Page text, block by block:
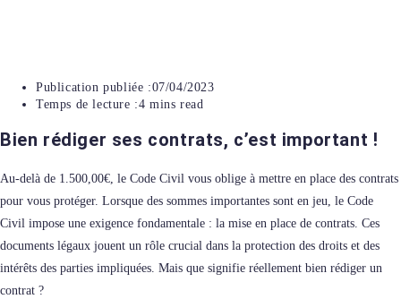
Publication publiée :07/04/2023
Temps de lecture :4 mins read
Bien rédiger ses contrats, c’est important !
Au-delà de 1.500,00€, le Code Civil vous oblige à mettre en place des contrats
pour vous protéger. Lorsque des sommes importantes sont en jeu, le Code
Civil impose une exigence fondamentale : la mise en place de contrats. Ces
documents légaux jouent un rôle crucial dans la protection des droits et des
intérêts des parties impliquées. Mais que signifie réellement bien rédiger un
contrat ?